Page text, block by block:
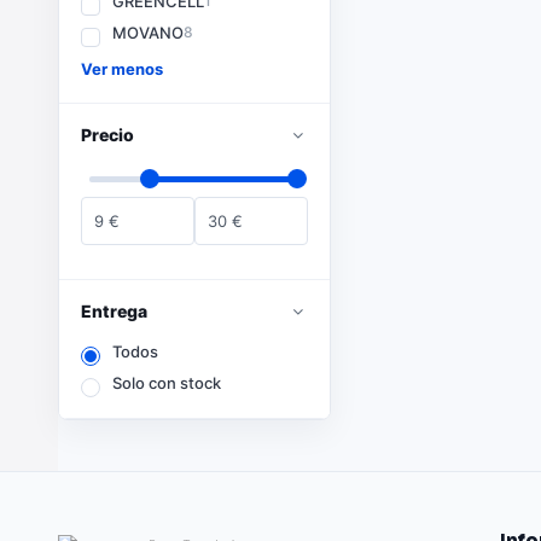
MOVANO8
Ver menos
Precio
9 € 30 €
Entrega
Todos
Solo con stock